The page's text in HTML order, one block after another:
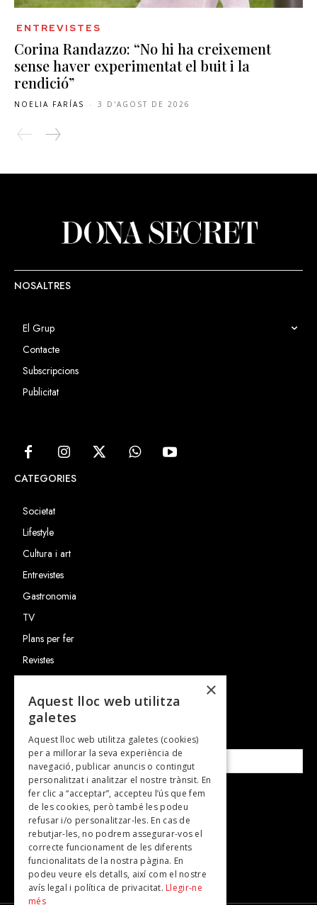
ENTREVISTES
Corina Randazzo: “No hi ha creixement
sense haver experimentat el buit i la
rendició”
NOELIA FARÍAS - 3 D'AGOST DE 2026
NOSALTRES
El Grup
Contacte
Subscripcions
Publicitat
CATEGORIES
Societat
Lifestyle
Cultura i art
Entrevistes
Gastronomia
TV
Plans per fer
Revistes
SUBSCRIU-TE A LA NOSTRA NEWSLETTER!
Correu electrònic*
Accepto lapolítica de privacitat
×
Aquest lloc web utilitza
galetes
Aquest lloc web utilitza galetes (cookies)
per a millorar la seva experiència de
navegació, publicar anuncis o contingut
personalitzat i analitzar el nostre trànsit. En
fer clic a “acceptar”, accepteu l’ús que fem
de les cookies, però també les podeu
refusar i/o personalitzar-les. En cas de
rebutjar-les, no podrem assegurar-vos el
correcte funcionament de les diferents
funcionalitats de la nostra pàgina. En
podeu veure els detalls, així com el nostre
avís legal i política de privacitat. Llegir-ne
més